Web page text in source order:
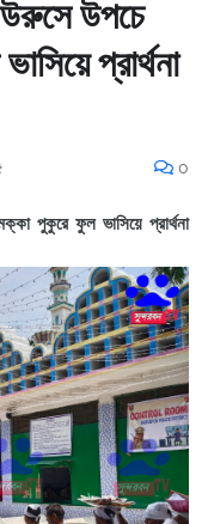
উরুসে উপচে
প্রার্থনা
0
পুকুরে ফুল ভাসিয়ে প্রার্থনা